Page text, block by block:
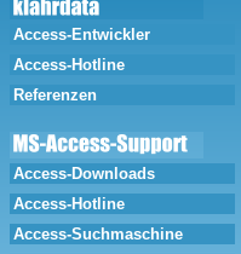
Access-Entwickler
Access-Hotline
Referenzen
Access-Downloads
Access-Hotline
Access-Suchmaschine